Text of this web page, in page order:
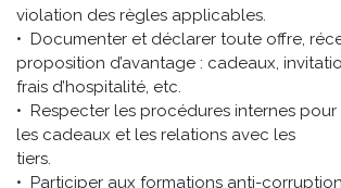
violation des règles applicables.
• Documenter et déclarer toute offre,
proposition d’avantage : cadeaux,
frais d’hospitalité, etc.
• Respecter les procédures internes pour
les cadeaux et les relations avec les
tiers.
• Participer aux formations anti-